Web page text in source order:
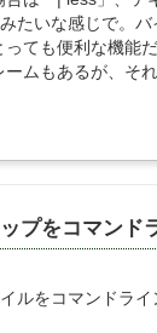
たいな感じで。
っても便利な機能
ムもあるが、そ
プをコマンド
ルをコマンドラ